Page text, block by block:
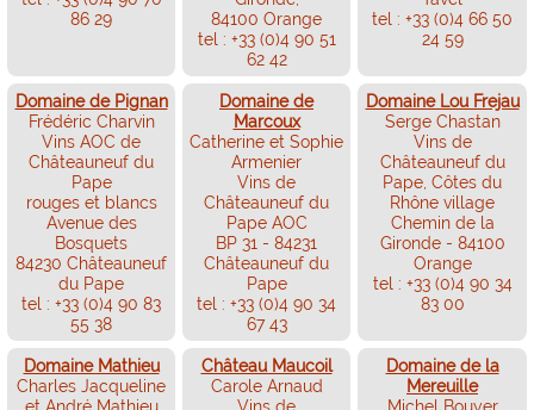
86 29
84100 Orange
tel : +33 (0)4 90 51
62 42
tel : +33 (0)4 66 50
24 59
Domaine de Pignan
Frédéric Charvin
Vins AOC de
Châteauneuf du
Pape
rouges et blancs
Avenue des
Bosquets
84230 Châteauneuf
du Pape
tel : +33 (0)4 90 83
55 38
Domaine de
Marcoux
Catherine et Sophie
Armenier
Vins de
Châteauneuf du
Pape AOC
BP 31 - 84231
Châteauneuf du
Pape
tel : +33 (0)4 90 34
67 43
Domaine Lou Frejau
Serge Chastan
Vins de
Châteauneuf du
Pape, Côtes du
Rhône village
Chemin de la
Gironde - 84100
Orange
tel : +33 (0)4 90 34
83 00
Domaine Mathieu
Charles Jacqueline
et André Mathieu
Château Maucoil
Carole Arnaud
Vins de
Domaine de la
Mereuille
Michel Bouyer